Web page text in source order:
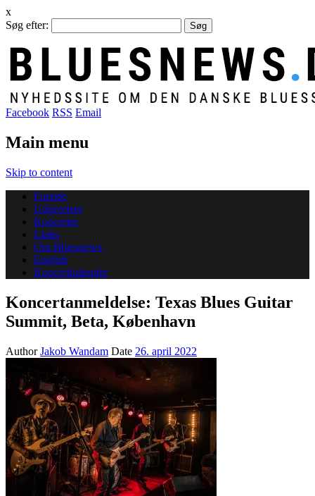
x
Søg efter:
Facebook RSS Email
Main menu
Skip to content
Forside
Udgivelser
Koncerter
Links
Om Bluesnews
English
Koncertkalender
Koncertanmeldelse: Texas Blues Guitar
Summit, Beta, København
AuthorJakob Wandam Date 26. april 2022